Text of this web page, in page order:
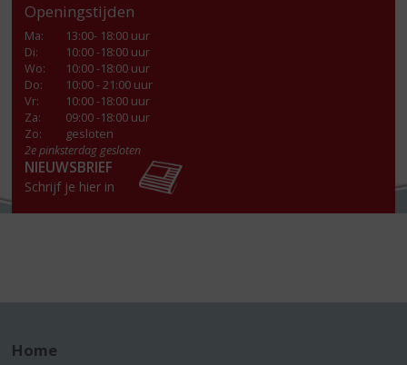
Openingstijden
Ma:
13:00- 18:00 uur
Di:
10:00 -18:00 uur
Wo:
10:00 -18:00 uur
Do:
10:00 - 21:00 uur
Vr:
10:00 -18:00 uur
Za:
09:00 -18:00 uur
Zo:
gesloten
2e pinksterdag gesloten
NIEUWSBRIEF
Schrijf je hier in
Home